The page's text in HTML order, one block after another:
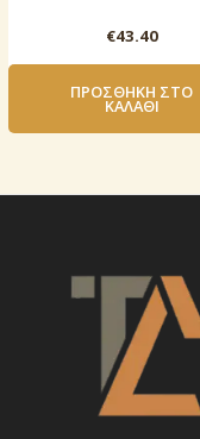
€43.40
ΠΡΟΣΘΉΚΗ ΣΤΟ
ΚΑΛΆΘΙ